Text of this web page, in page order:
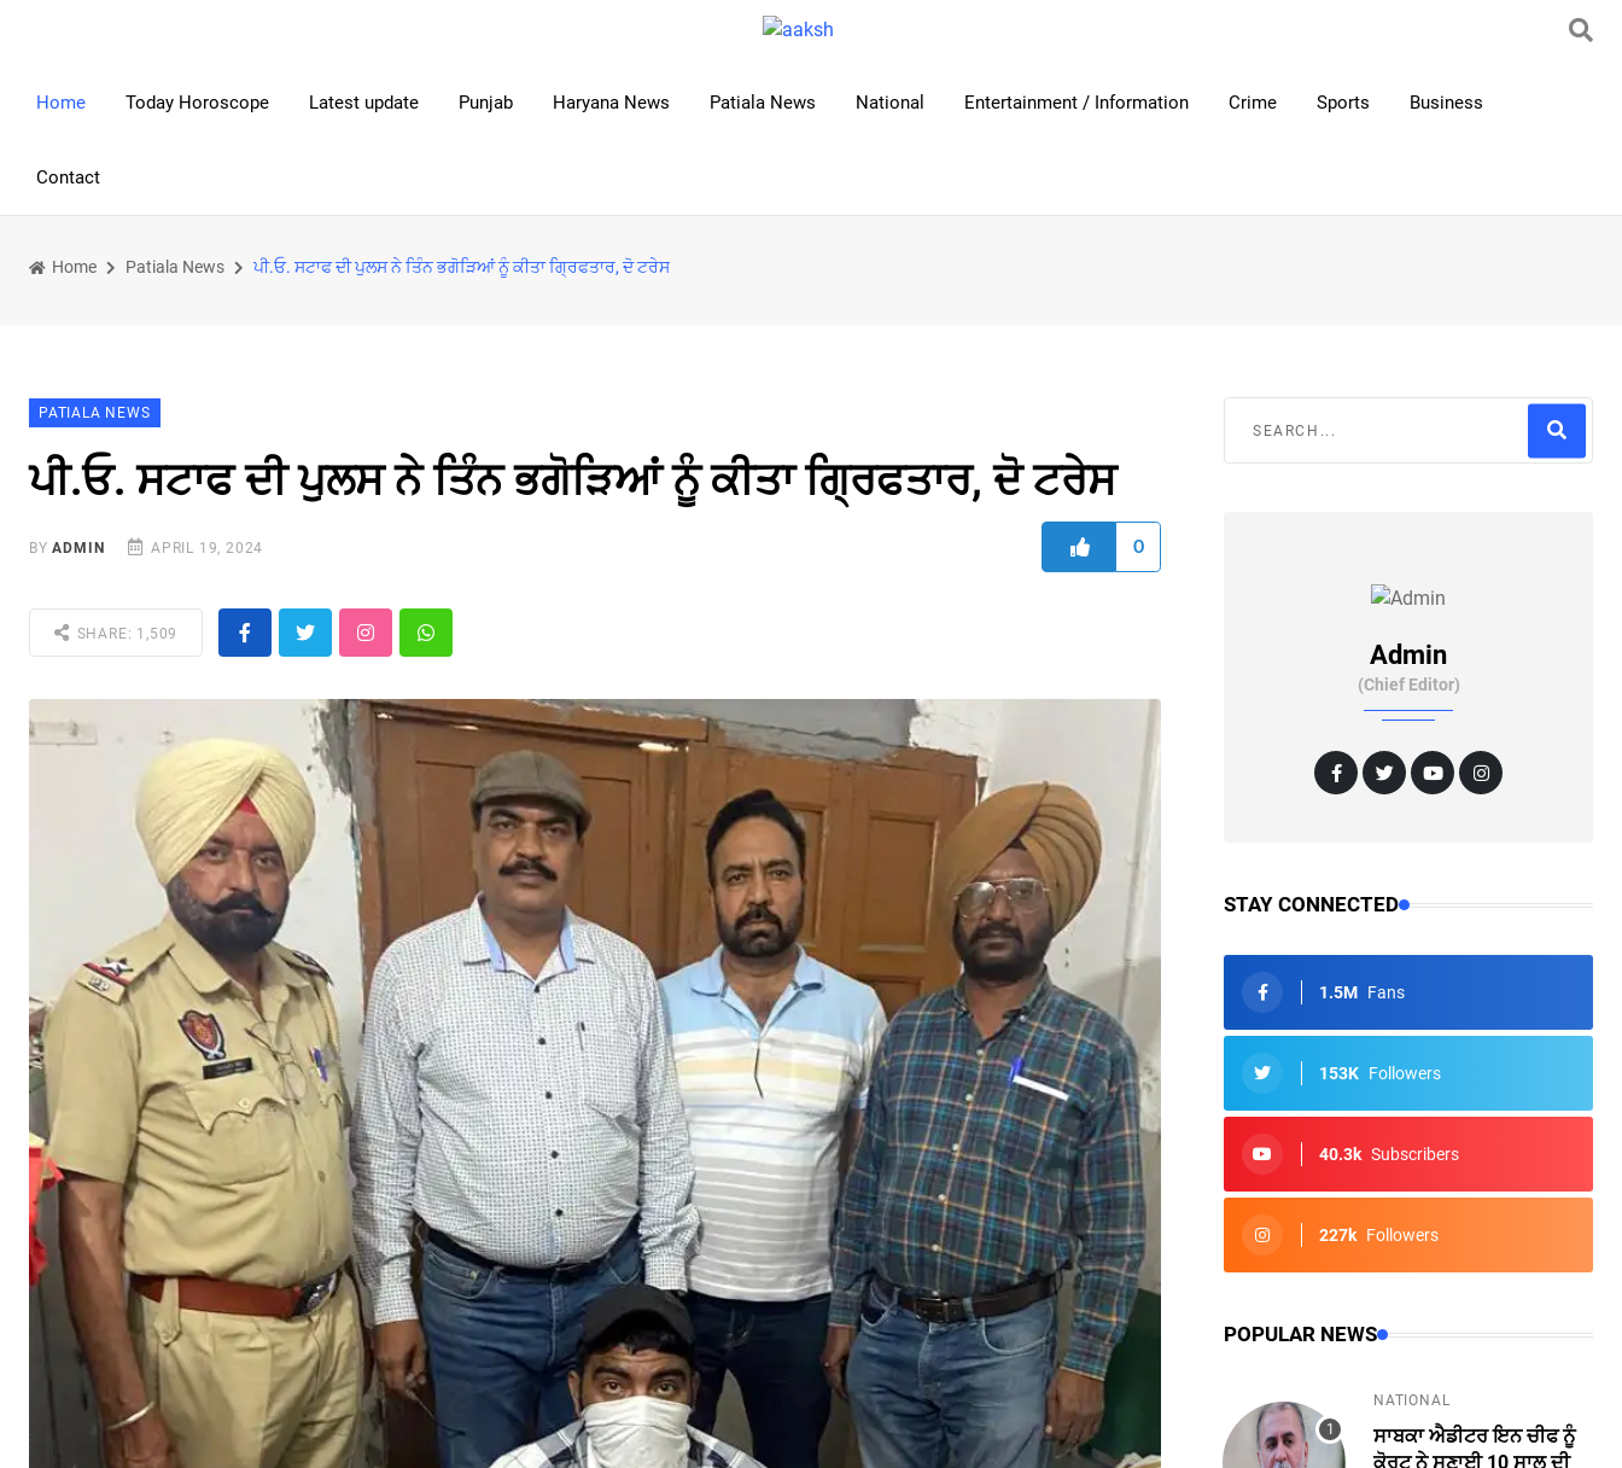
Home Today Horoscope Latest update Punjab Haryana News Patiala News National Entertainment / Information Crime Sports Business
Contact
Home Patiala News ਪੀ.ਓ. ਸਟਾਫ ਦੀ ਪੁਲਸ ਨੇ ਤਿੰਨ ਭਗੋੜਿਆਂ ਨੂੰ ਕੀਤਾ ਗਿ੍ਰਫਤਾਰ, ਦੋ ਟਰੇਸ
PATIALA NEWS
ਪੀ.ਓ. ਸਟਾਫ ਦੀ ਪੁਲਸ ਨੇ ਤਿੰਨ ਭਗੋੜਿਆਂ ਨੂੰ ਕੀਤਾ ਗਿ੍ਰਫਤਾਰ, ਦੋ ਟਰੇਸ
BYADMIN APRIL 19, 2024 0
SHARE: 1,509
Admin
(Chief Editor)
STAY CONNECTED
1.5M Fans
153K Followers
40.3k Subscribers
227k Followers
POPULAR NEWS
NATIONAL
ਸਾਬਕਾ ਐਡੀਟਰ ਇਨ ਚੀਫ ਨੂੰ
ਕੋਰਟ ਨੇ ਸੁਣਾਈ 10 ਸਾਲ ਦੀ